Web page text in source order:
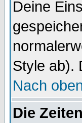
Deine
Style ab).
Nach
Die